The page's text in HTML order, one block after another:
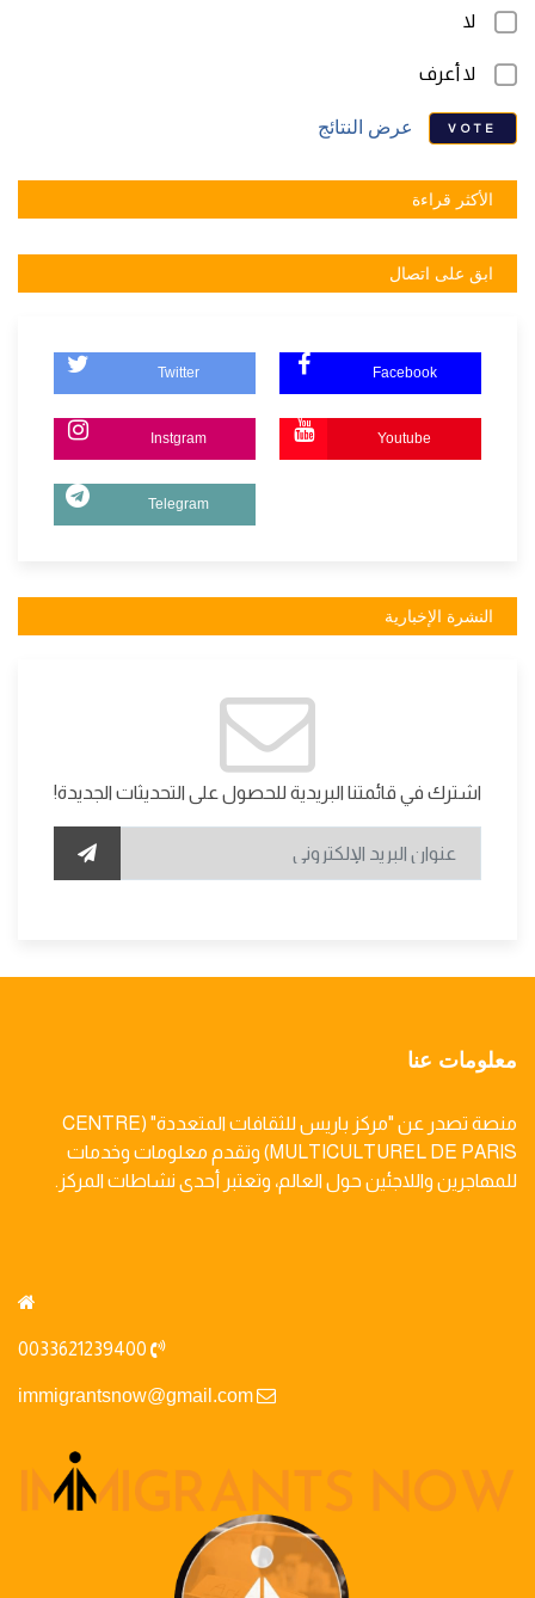
لا
لا أعرف
VOTE عرض النتائج
الأكثر قراءة
ابق على اتصال
Twitter Facebook
Instgram Youtube
Telegram
النشرة الإخبارية
اشترك في قائمتنا البريدية للحصول على التحديثات الجديدة!
معلومات عنا
منصة تصدر عن "مركز باريس للثقافات المتعددة" (CENTRE
MULTICULTUREL DE PARIS) وتقدم معلومات وخدمات
للمهاجرين واللاجئين حول العالم، وتعتبر أحدى نشاطات المركز.
immigrantsnow@gmail.com